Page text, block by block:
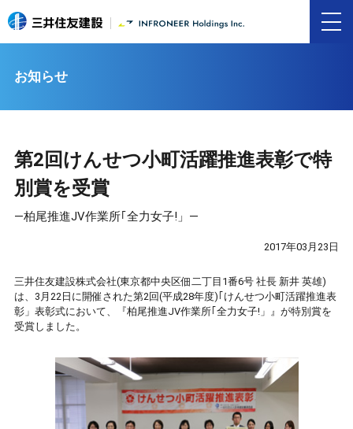
お知らせ
第2回けんせつ小町活躍推進表彰で特
別賞を受賞
―柏尾推進JV作業所｢全力女子!」―
2017年03月23日
三井住友建設株式会社(東京都中央区佃二丁目1番6号 社長 新井 英雄)
は、3月22日に開催された第2回(平成28年度)｢けんせつ小町活躍推進表
彰」表彰式において、『柏尾推進JV作業所｢全力女子!」』が特別賞を
受賞しました。